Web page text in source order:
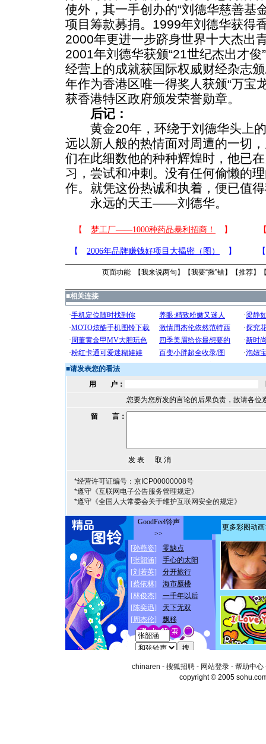
使外，其一手创办的“刘德华慈善基
项目筹款募捐。1999年刘德华获得
2000年更进一步跻身世界十大杰出
2001年刘德华获颁“21世纪杰出才
经营上的成就获国际权威财经杂志
年作为香港区唯一得奖人获颁“万宝
获香港特区政府颁发荣誉勋章。
后记：
黄金20年，环绕于刘德华头上的
远以新人般的热情面对周遭的一切
们在此细数他的种种辉煌时，他已
习，尝试和冲刺。没有任何偷懒的
作。就凭这份热诚和执着，便已值
永远的天王——刘德华。
页面功能 【我来说两句 】【我要“揪”错】【推荐】
■相关连接
■请发表您的看法
用 户：
您要为您所发的言论的后果负责，故请各位
留 言：
*经营许可证编号：京ICP00000008号
*遵守《互联网电子公告服务管理规定》
*遵守《全国人大常委会关于维护互联网安全的规定》
chinaren - 搜狐招聘- 网站登录- 帮助中心
copyright © 2005